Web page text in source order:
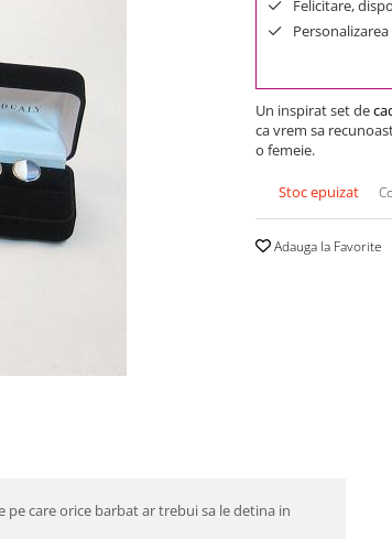
Felicitare,
Un inspirat set de
ca vrem sa
o femeie.
Stoc epuizat
Adauga la Favorite
care orice barbat ar trebui sa le detina in